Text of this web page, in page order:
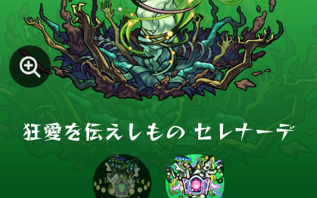
狂愛を伝えしもの セレナーデ